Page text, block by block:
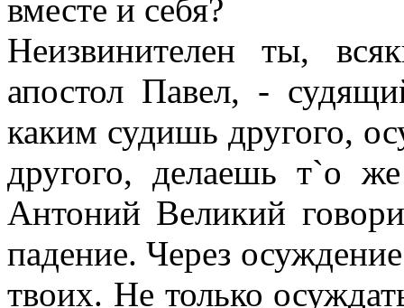
вместе и себя?
Неизвинителен ты,
апостол Павел, -
каким судишь другого,
другого, делаешь т`о
Антоний Великий
падение. Через
твоих. Не только